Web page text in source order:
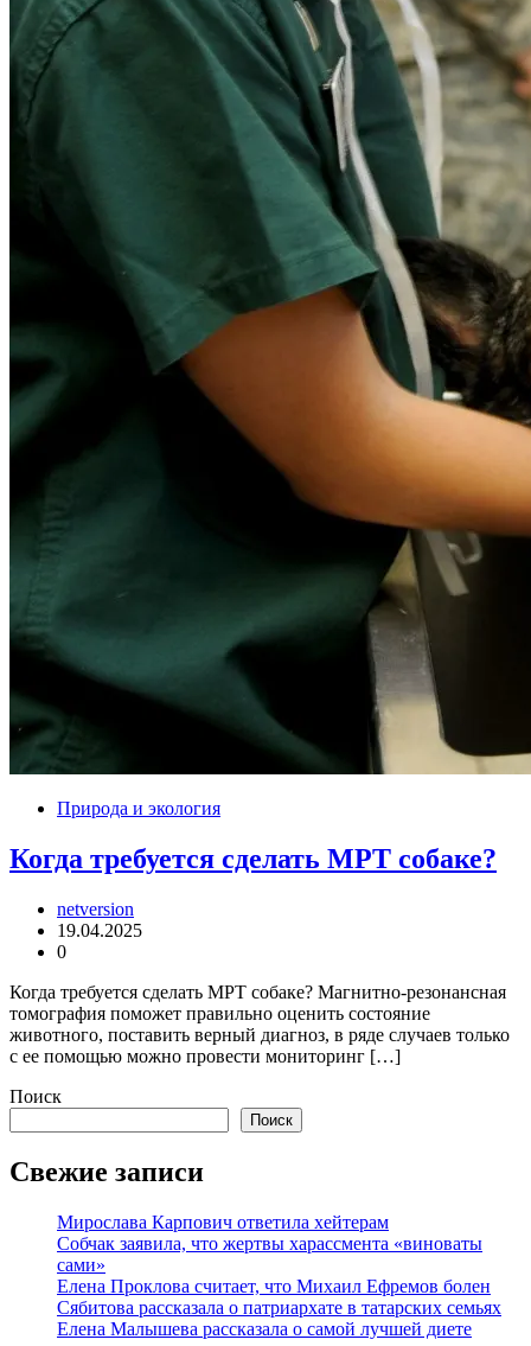
Природа и экология
Когда требуется сделать МРТ собаке?
netversion
19.04.2025
0
Когда требуется сделать МРТ собаке? Магнитно-резонансная
томография поможет правильно оценить состояние
животного, поставить верный диагноз, в ряде случаев только
с ее помощью можно провести мониторинг […]
Поиск
Поиск
Свежие записи
Мирослава Карпович ответила хейтерам
Собчак заявила, что жертвы харассмента «виноваты
сами»
Елена Проклова считает, что Михаил Ефремов болен
Сябитова рассказала о патриархате в татарских семьях
Елена Малышева рассказала о самой лучшей диете